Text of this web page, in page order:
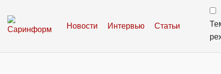
Новости Интервью Статьи